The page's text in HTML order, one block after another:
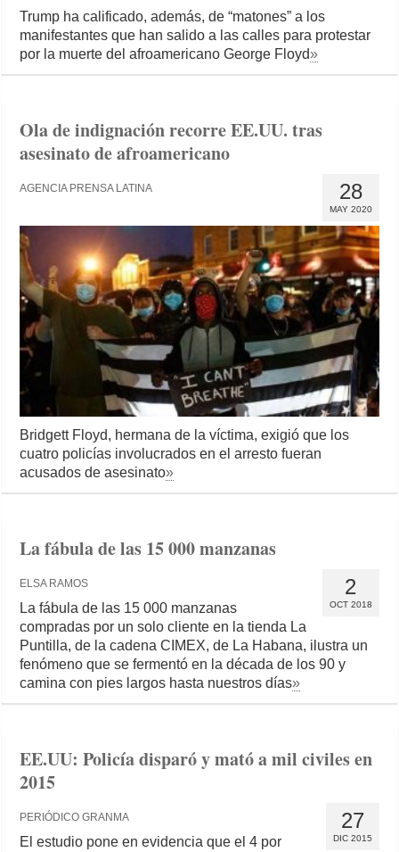
Trump ha calificado, además, de “matones” a los
manifestantes que han salido a las calles para protestar
por la muerte del afroamericano George Floyd»
Ola de indignación recorre EE.UU. tras
asesinato de afroamericano
28
MAY 2020
AGENCIA PRENSA LATINA
Bridgett Floyd, hermana de la víctima, exigió que los
cuatro policías involucrados en el arresto fueran
acusados de asesinato»
La fábula de las 15 000 manzanas
2
OCT 2018
ELSA RAMOS
La fábula de las 15 000 manzanas
compradas por un solo cliente en la tienda La
Puntilla, de la cadena CIMEX, de La Habana, ilustra un
fenómeno que se fermentó en la década de los 90 y
camina con pies largos hasta nuestros días»
EE.UU: Policía disparó y mató a mil civiles en
2015
27
DIC 2015
PERIÓDICO GRANMA
El estudio pone en evidencia que el 4 por